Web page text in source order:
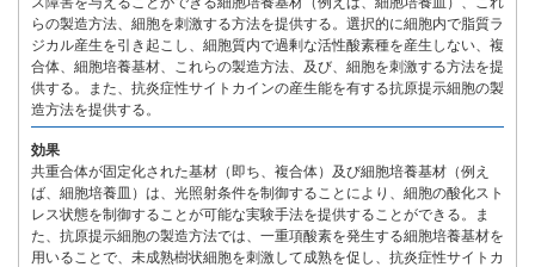
らの製造方法、細胞を刺激する方法を提供する。選択的に細胞内で脂質ラ
ジカル産生を引き起こし、細胞質内で過剰な活性酸素種を産生しない、複
合体、細胞培養基材、これらの製造方法、及び、細胞を刺激する方法を提
供する。また、抗炎症性サイトカインの産生能を有する抗原提示細胞の製
造方法を提供する。
効果
共重合体が固定化された基材（即ち、複合体）及び細胞培養基材（例え
ば、細胞培養皿）は、光照射条件を制御することにより、細胞の酸化スト
レス状態を制御することが可能な実験手法を提供することができる。ま
た、抗原提示細胞の製造方法では、一重項酸素を発生する細胞培養基材を
用いることで、未成熟樹状細胞を刺激して成熟を促し、抗炎症性サイトカ